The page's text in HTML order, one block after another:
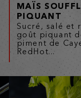
MAÏS
PIQUANT
Sucré, salé et
goût piquant
piment de
RedHot...